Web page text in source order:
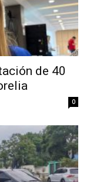
de 40
0